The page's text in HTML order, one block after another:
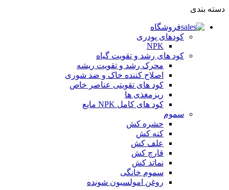
دسته بندی
فروشگاه
کودهای پودری
NPK
کود های رشد و تقویت گیاه
محرک رشد و تقویت ریشه
اصلاح کننده خاک و ضد شوری
کود های تقویتی عناصر خاص
ریزمغذی ها
کود های کامل NPK مایع
سموم
حشره کش
کنه کش
علف کش
قارچ کش
نماتد کش
سموم خانگی
روغن امولسیون شونده